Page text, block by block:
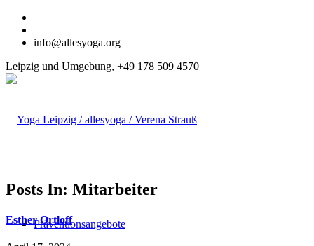
info@allesyoga.org
Leipzig und Umgebung, +49 178 509 4570
Präventionsangebote
Posts In: Mitarbeiter
Esther Ortloff